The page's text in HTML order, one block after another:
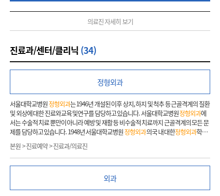
의료진 자세히 보기
진료과/센터/클리닉 (34)
정형외과
서울대학교병원정형외과는 1946년 개설된 이후 상지, 하지 및 척추 등 근골격계의 질환
및 외상에 대한 진료와교육 및연구를 담당하고 있습니다. 서울대학교병원정형외과에
서는 수술적 치료 뿐만이 아니라 예방 및 재활 등 비수술적 치료까지 근골격계의 모든 문
제를 담당하고 있습니다. 1948년 서울대학교병원정형외과의국 내 대한정형외과학회
를 조직하여 대한
정형외과 학회지 1권 1호를 출간하였고 끊임 없는 노력으로 명실상부
세계적인 교실로 성장하였습니다. 2017년 현재 19명의 교수진이 손, 어깨, 척추, 고관절,
무릎, 발과 발목, 소아청소년정형외과, 종양, 외상 분야로 나뉘어 세분화된 전문적인 진
료 및 연구를 시행하고 있으며 임상강사, 전공의, 간호사 및 의국원들과 힘을 합하여 환
자를 돌보고 있습니다. 세분화와 협업을 통해 최고 수준의 진료를 제공함은 물론 신속하
고 원활한 진료가 이루어지도록 최선을 다하고 있습니다.정형외과진료에 필요한 인체
본원 > 진료예약 > 진료과/의료진
외과